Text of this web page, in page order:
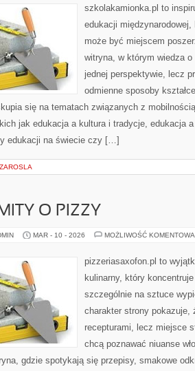
szkolakamionka.pl to
edukacji
może być miejscem
witryna, w którym wiedza
jednej perspektywie, lecz
odmienne sposoby
się na tematach związanych z
jak edukacja a kultura i tradycje, edukacja
edukacji na świecie czy […]
ZAROSLA
O PIZZY
MAR - 10 - 2026 MOŻLIWOŚĆ
pizzeriasaxofon.pl to
kulinarny, który
szczególnie na sztuce
charakter strony
recepturami, lecz miejsce
chcą poznawać niuanse
gdzie spotykają się przepisy, smakowe